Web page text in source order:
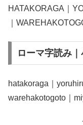
HATAKORAGA｜
｜
ローマ字読み
hatakoraga｜
warehakotogoto｜